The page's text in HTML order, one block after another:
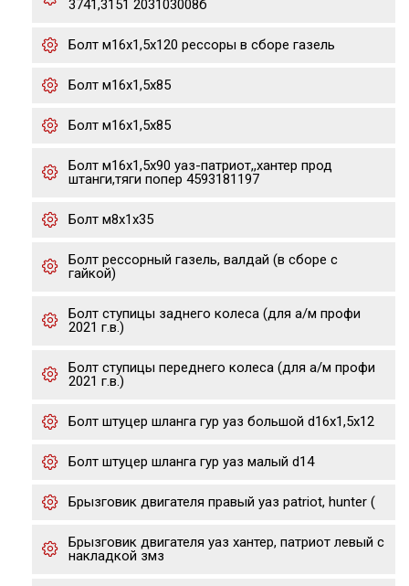
3741,3151 203103008б
Болт м16х1,5х120 рессоры в сборе газель
Болт м16х1,5х85
Болт м16х1,5х85
Болт м16х1,5х90 уаз-патриот,,хантер прод
штанги,тяги попер 4593181197
Болт м8х1х35
Болт рессорный газель, валдай (в сборе с
гайкой)
Болт ступицы заднего колеса (для а/м профи
2021 г.в.)
Болт ступицы переднего колеса (для а/м профи
2021 г.в.)
Болт штуцер шланга гур уаз большой d16х1,5х12
Болт штуцер шланга гур уаз малый d14
Брызговик двигателя правый уаз patriot, hunter (
Брызговик двигателя уаз хантер, патриот левый с
накладкой змз